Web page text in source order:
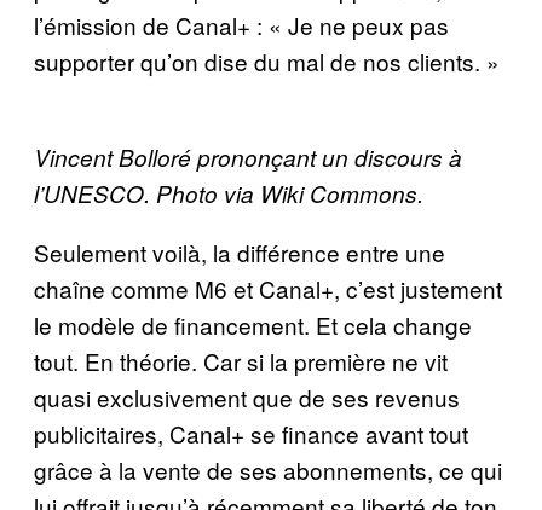
l’émission de Canal+ : « Je ne peux pas
supporter qu’on dise du mal de nos clients. »
Vincent Bolloré prononçant un discours à
l’UNESCO. Photo via Wiki Commons.
Seulement voilà, la différence entre une
chaîne comme M6 et Canal+, c’est justement
le modèle de financement. Et cela change
tout. En théorie. Car si la première ne vit
quasi exclusivement que de ses revenus
publicitaires, Canal+ se finance avant tout
grâce à la vente de ses abonnements, ce qui